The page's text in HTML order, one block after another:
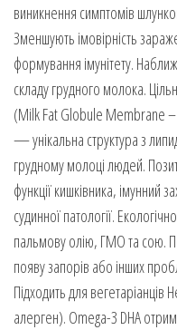
виникнення симптомів
Зменшують імовірність
формування імунітету.
складу грудного молока.
(Milk Fat Globule Membrane
— унікальна структура з
грудному молоці людей.
функції кишківника, імунний
судинної патології.
пальмову олію, ГМО та сою.
появу запорів або інших
Підходить для
алерген). Omega-3 DHA